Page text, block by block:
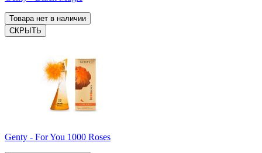
Товара нет в наличии
СКРЫТЬ
Genty - For You 1000 Roses